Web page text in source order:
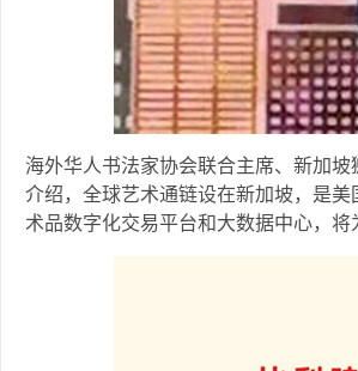
海外华人书法家协会联合主席、新加
介绍，全球艺术通链设在新加坡，是
术品数字化交易平台和大数据中心，